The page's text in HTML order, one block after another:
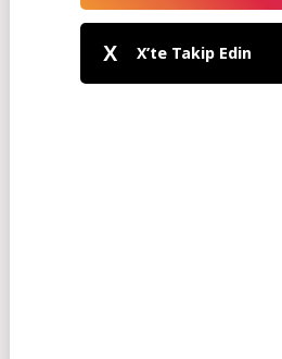
X X’te Takip Edin